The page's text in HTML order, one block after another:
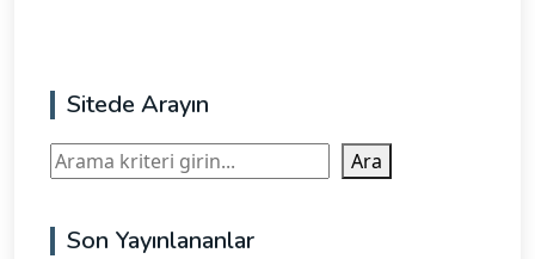
Sitede Arayın
Ara Ara
Son Yayınlananlar